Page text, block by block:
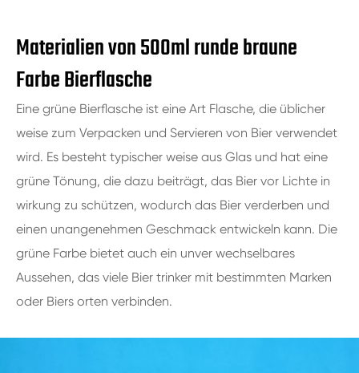
Materialien von 500ml runde braune
Farbe Bierflasche
Eine grüne Bierflasche ist eine Art Flasche, die üblicher
weise zum Verpacken und Servieren von Bier verwendet
wird. Es besteht typischer weise aus Glas und hat eine
grüne Tönung, die dazu beiträgt, das Bier vor Lichte in
wirkung zu schützen, wodurch das Bier verderben und
einen unangenehmen Geschmack entwickeln kann. Die
grüne Farbe bietet auch ein unver wechselbares
Aussehen, das viele Bier trinker mit bestimmten Marken
oder Biers orten verbinden.